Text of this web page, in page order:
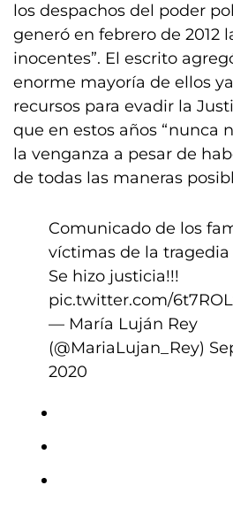
los despachos del poder
generó en febrero de 2012
inocentes”. El escrito
enorme mayoría de ellos
recursos para evadir la
que en estos años “nunca
la venganza a pesar de
de todas las maneras
Comunicado de los
víctimas de la tragedia
Se hizo justicia!!!
pic.twitter.com/
— María Luján Rey
(@MariaLujan_Rey)
2020